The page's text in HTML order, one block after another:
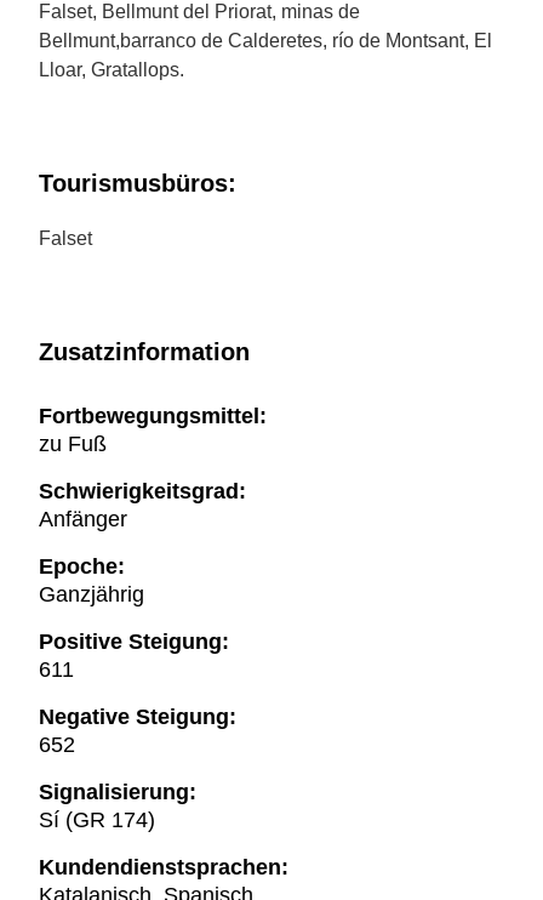
Falset, Bellmunt del Priorat, minas de
Bellmunt,barranco de Calderetes, río de Montsant, El
Lloar, Gratallops.
Tourismusbüros:
Falset
Zusatzinformation
Fortbewegungsmittel:
zu Fuß
Schwierigkeitsgrad:
Anfänger
Epoche:
Ganzjährig
Positive Steigung:
611
Negative Steigung:
652
Signalisierung:
Sí (GR 174)
Kundendienstsprachen:
Katalanisch, Spanisch